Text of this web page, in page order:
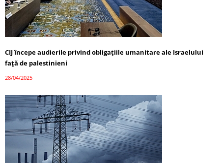
CIJ începe audierile privind obligațiile umanitare ale Israelului
față de palestinieni
28/04/2025